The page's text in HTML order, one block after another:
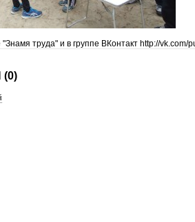
"Знамя труда" и в группе ВКонтакт http://vk.com/